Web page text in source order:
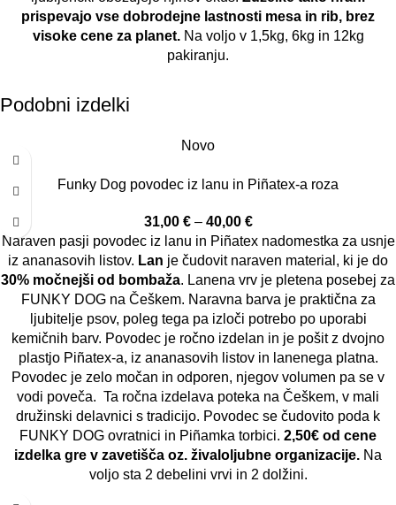
prispevajo vse dobrodejne lastnosti mesa in rib, brez
visoke cene za planet.Na voljo v 1,5kg, 6kg in 12kg
pakiranju.
Podobni izdelki
Novo
Funky Dog povodec iz lanu in Piñatex-a roza
31,00 € – 40,00 €
Naraven pasji povodec iz lanu in Piñatex nadomestka za usnje
iz ananasovih listov. Lan je čudovit naraven material, ki je do
30% močnejši od bombaža. Lanena vrv je pletena posebej za
FUNKY DOG na Češkem. Naravna barva je praktična za
ljubitelje psov, poleg tega pa izloči potrebo po uporabi
kemičnih barv. Povodec je ročno izdelan in je pošit z dvojno
plastjo Piñatex-a, iz ananasovih listov in lanenega platna.
Povodec je zelo močan in odporen, njegov volumen pa se v
vodi poveča. Ta ročna izdelava poteka na Češkem, v mali
družinski delavnici s tradicijo. Povodec se čudovito poda k
FUNKY DOG ovratnici in Piñamka torbici. 2,50€ od cene
izdelka gre v zavetišča oz. živaloljubne organizacije. Na
voljo sta 2 debelini vrvi in 2 dolžini.